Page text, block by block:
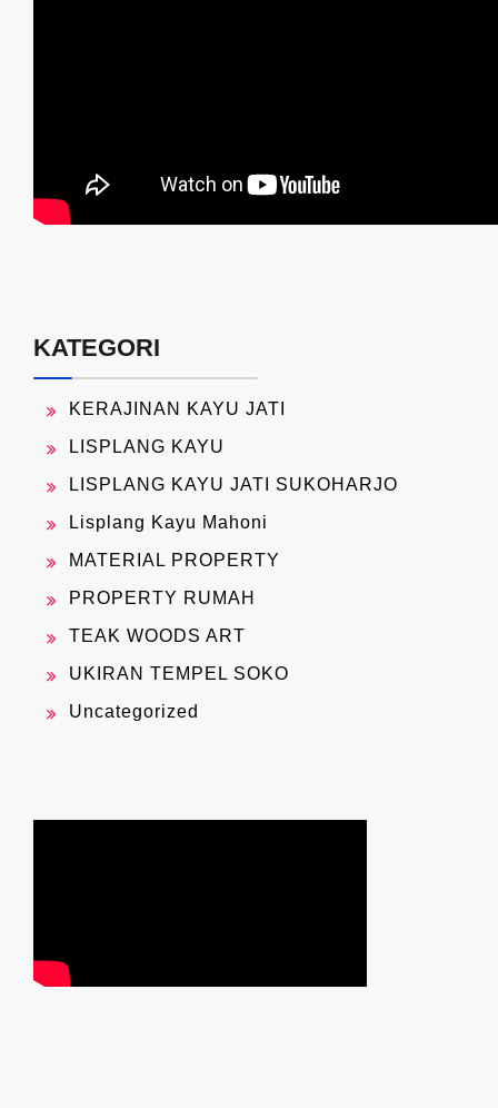
KATEGORI
KERAJINAN KAYU JATI
LISPLANG KAYU
LISPLANG KAYU JATI SUKOHARJO
Lisplang Kayu Mahoni
MATERIAL PROPERTY
PROPERTY RUMAH
TEAK WOODS ART
UKIRAN TEMPEL SOKO
Uncategorized